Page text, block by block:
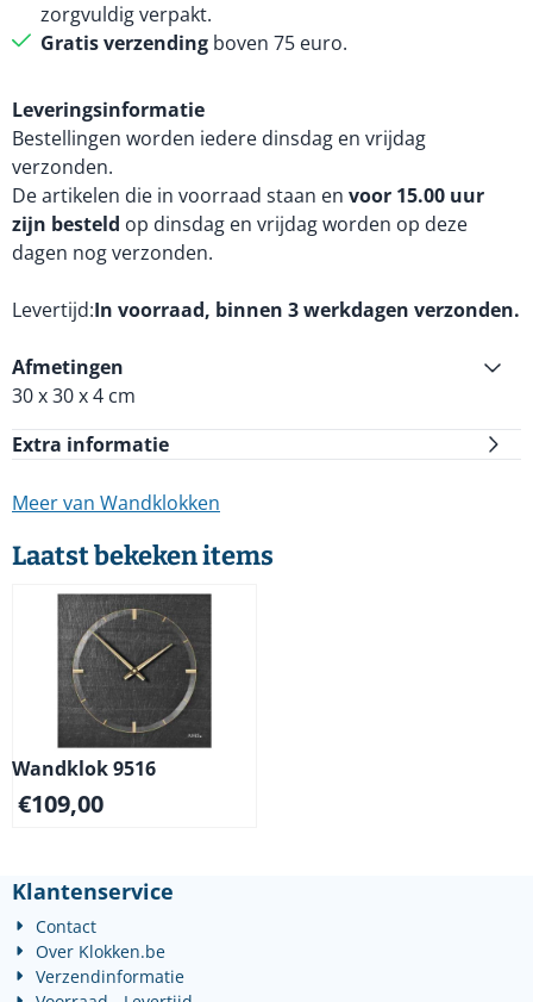
zorgvuldig verpakt.
Gratis verzending boven 75 euro.
Leveringsinformatie
Bestellingen worden iedere dinsdag en vrijdag
verzonden.
De artikelen die in voorraad staan en voor 15.00 uur
zijn besteld op dinsdag en vrijdag worden op deze
dagen nog verzonden.
Levertijd In voorraad, binnen 3 werkdagen verzonden.
Afmetingen
30 x 30 x 4 cm
Extra informatie
Meer van Wandklokken
Laatst bekeken items
Wandklok 9516
€109,00
Klantenservice
Contact
Over Klokken.be
Verzendinformatie